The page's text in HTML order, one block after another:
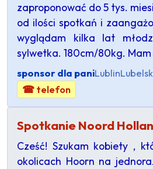
zaproponować do 5 tys.
od ilości spotkań i
wyglądam kilka lat
sylwetka. 180cm/80kg.
sponsor dla paniLublin
☎ telefon
Spotkanie Noord
Cześć! Szukam kobiety ,
okolicach Hoorn na